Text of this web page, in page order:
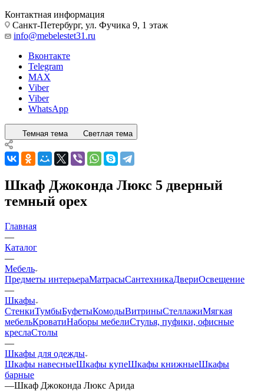
Контактная информация
Санкт-Петербург, ул. Фучика 9, 1 этаж
info@mebelestet31.ru
Вконтакте
Telegram
MAX
Viber
Viber
WhatsApp
Темная тема Светлая тема
Шкаф Джоконда Люкс 5 дверный
темный орех
Главная
—
Каталог
—
Мебель
Предметы интерьераМатрасыСантехникаДвериОсвещение
—
Шкафы
СтенкиТумбыБуфетыКомодыВитриныСтеллажиМягкая
мебельКроватиНаборы мебелиСтулья, пуфики, офисные
креслаСтолы
—
Шкафы для одежды
Шкафы навесныеШкафы купеШкафы книжныеШкафы
барные
—Шкаф Джоконда Люкс Арида